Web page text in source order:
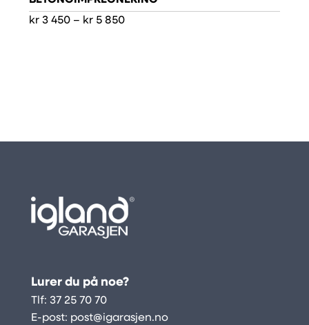
kr 3 450 – kr 5 850Prisområde:
Lurer du på noe?
Tlf: 37 25 70 70
E-post: post@igarasjen.no